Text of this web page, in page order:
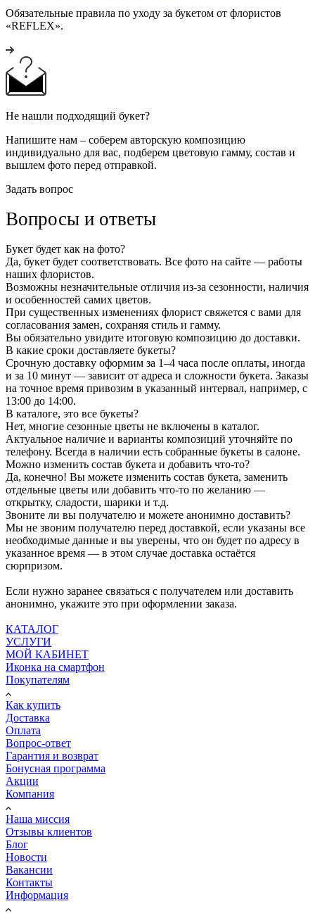
Обязательные правила по уходу за букетом от флористов
«REFLEX».
Не нашли подходящий букет?
Напишите нам – соберем авторскую композицию
индивидуально для вас, подберем цветовую гамму, состав и
вышлем фото перед отправкой.
Задать вопрос
Вопросы и ответы
Букет будет как на фото?
Да, букет будет соответствовать. Все фото на сайте — работы
наших флористов.
Возможны незначительные отличия из-за сезонности, наличия
и особенностей самих цветов.
При существенных изменениях флорист свяжется с вами для
согласования замен, сохраняя стиль и гамму.
Вы обязательно увидите итоговую композицию до доставки.
В какие сроки доставляете букеты?
Срочную доставку оформим за 1–4 часа после оплаты, иногда
и за 10 минут — зависит от адреса и сложности букета. Заказы
на точное время привозим в указанный интервал, например, с
13:00 до 14:00.
В каталоге, это все букеты?
Нет, многие сезонные цветы не включены в каталог.
Актуальное наличие и варианты композиций уточняйте по
телефону. Всегда в наличии есть собранные букеты в салоне.
Можно изменить состав букета и добавить что-то?
Да, конечно! Вы можете изменить состав букета, заменить
отдельные цветы или добавить что-то по желанию —
открытку, сладости, шарики и т.д.
Звоните ли вы получателю и можете анонимно доставить?
Мы не звоним получателю перед доставкой, если указаны все
необходимые данные и вы уверены, что он будет по адресу в
указанное время — в этом случае доставка остаётся
сюрпризом.
Если нужно заранее связаться с получателем или доставить
анонимно, укажите это при оформлении заказа.
КАТАЛОГ
УСЛУГИ
МОЙ КАБИНЕТ
Иконка на смартфон
Покупателям
Как купить
Доставка
Оплата
Вопрос-ответ
Гарантия и возврат
Бонусная программа
Акции
Компания
Наша миссия
Отзывы клиентов
Блог
Новости
Вакансии
Контакты
Информация